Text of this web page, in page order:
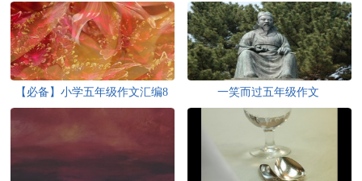
【必备】小学五年级作文汇编8
一笑而过五年级作文